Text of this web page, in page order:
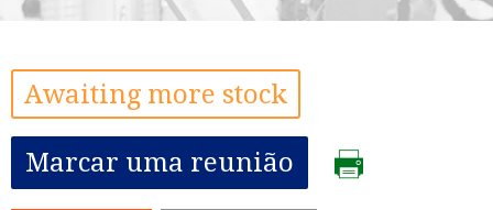
Awaiting more stock
Marcar uma reunião